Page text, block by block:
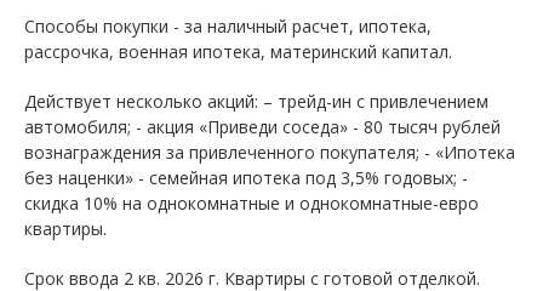
Способы покупки - за наличный расчет, ипотека,
рассрочка, военная ипотека, материнский капитал.
Действует несколько акций: – трейд-ин с привлечением
автомобиля; - акция «Приведи соседа» - 80 тысяч рублей
вознаграждения за привлеченного покупателя; - «Ипотека
без наценки» - семейная ипотека под 3,5% годовых; -
скидка 10% на однокомнатные и однокомнатные-евро
квартиры.
Срок ввода 2 кв. 2026 г. Квартиры с готовой отделкой.